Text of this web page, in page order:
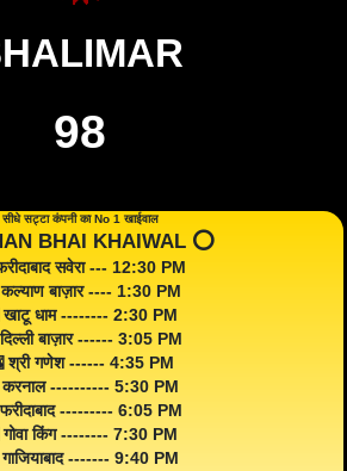
98
सीधे सट्टा कंपनी का No 1 खाईवाल
BHAI KHAIWAL ⭕️
सवेरा --- 12:30 PM
बाज़ार ---- 1:30 PM
खाटू धाम -------- 2:30 PM
बाज़ार ------ 3:05 PM
श्री गणेश ------ 4:35 PM
करनाल ---------- 5:30 PM
--------- 6:05 PM
गोवा किंग -------- 7:30 PM
------- 9:40 PM